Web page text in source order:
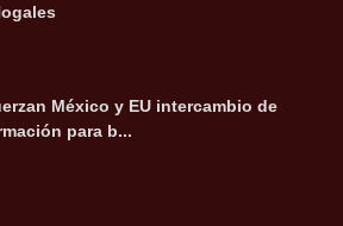
México y EU intercambio de
para b...